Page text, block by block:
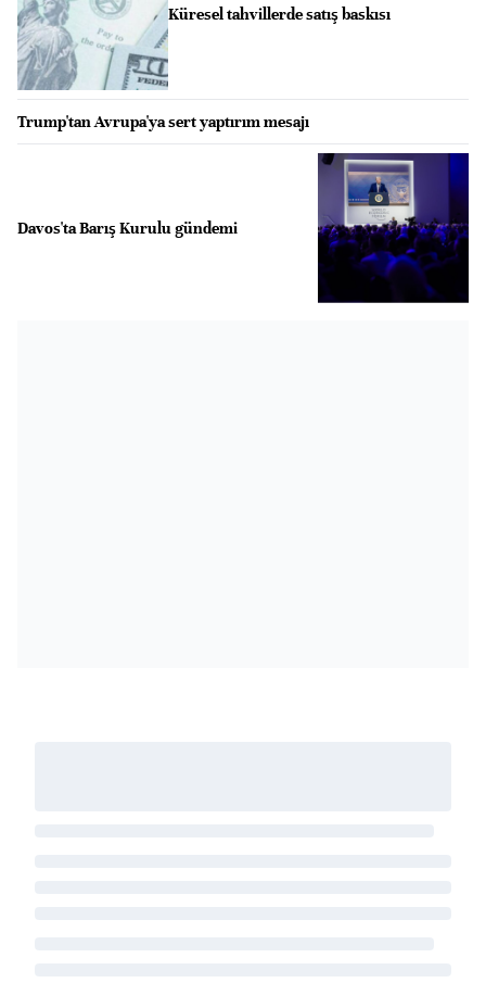
Küresel tahvillerde satış baskısı
Trump'tan Avrupa'ya sert yaptırım mesajı
Davos'ta Barış Kurulu gündemi